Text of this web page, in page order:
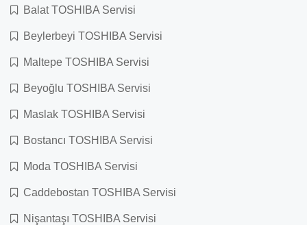
Balat TOSHIBA Servisi
Beylerbeyi TOSHIBA Servisi
Maltepe TOSHIBA Servisi
Beyoğlu TOSHIBA Servisi
Maslak TOSHIBA Servisi
Bostancı TOSHIBA Servisi
Moda TOSHIBA Servisi
Caddebostan TOSHIBA Servisi
Nişantaşı TOSHIBA Servisi